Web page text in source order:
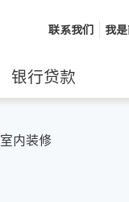
联系我们 我
银行贷款
室内装修